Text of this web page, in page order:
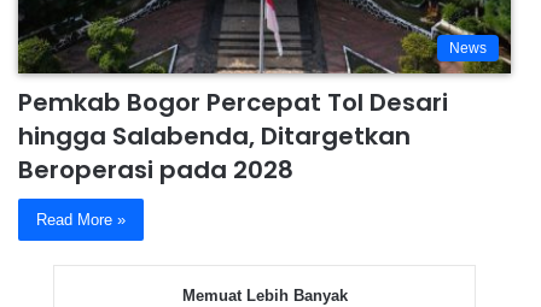
News
Pemkab Bogor Percepat Tol Desari
hingga Salabenda, Ditargetkan
Beroperasi pada 2028
Read More »
Memuat Lebih Banyak